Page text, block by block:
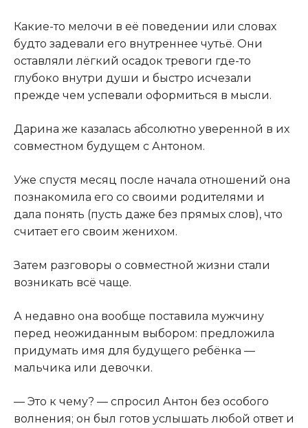
Какие-то мелочи в её поведении или словах
будто задевали его внутреннее чутьё. Они
оставляли лёгкий осадок тревоги где-то
глубоко внутри души и быстро исчезали
прежде чем успевали оформиться в мысли.
Дарина же казалась абсолютно уверенной в их
совместном будущем с Антоном.
Уже спустя месяц после начала отношений она
познакомила его со своими родителями и
дала понять (пусть даже без прямых слов), что
считает его своим женихом.
Затем разговоры о совместной жизни стали
возникать всё чаще.
А недавно она вообще поставила мужчину
перед неожиданным выбором: предложила
придумать имя для будущего ребёнка —
мальчика или девочки.
— Это к чему? — спросил Антон без особого
волнения; он был готов услышать любой ответ и